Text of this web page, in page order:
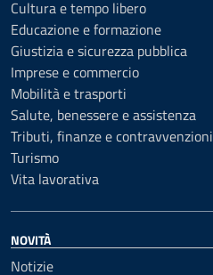
Cultura e tempo libero
Educazione e formazione
Giustizia e sicurezza pubblica
Imprese e commercio
Mobilità e trasporti
Salute, benessere e assistenza
Tributi, finanze e contravvenzioni
Turismo
Vita lavorativa
NOVITÀ
Notizie